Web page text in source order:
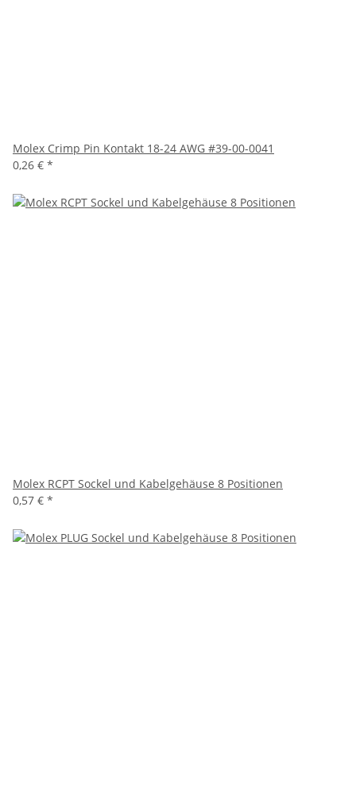
Molex Crimp Pin Kontakt 18-24 AWG #39-00-0041
0,26 € *
Molex RCPT Sockel und Kabelgehäuse 8 Positionen
0,57 € *